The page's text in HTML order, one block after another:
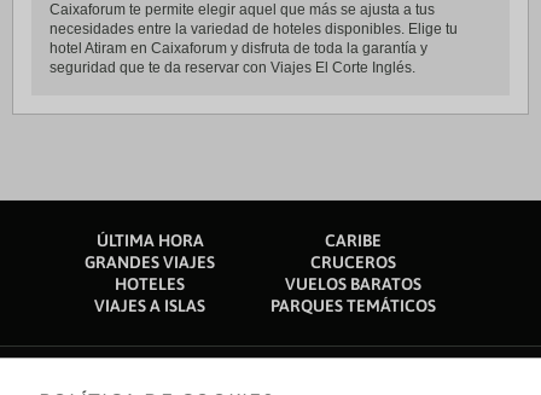
Caixaforum te permite elegir aquel que más se ajusta a tus
necesidades entre la variedad de hoteles disponibles. Elige tu
hotel Atiram en Caixaforum y disfruta de toda la garantía y
seguridad que te da reservar con Viajes El Corte Inglés.
ÚLTIMA HORA
CARIBE
GRANDES VIAJES
CRUCEROS
HOTELES
VUELOS BARATOS
VIAJES A ISLAS
PARQUES TEMÁTICOS